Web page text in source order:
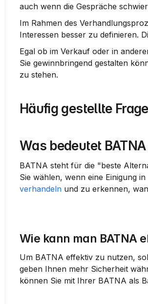
auch wenn die Gespräche
Im Rahmen des
Interessen besser zu definieren.
Egal ob im Verkauf oder in
Sie gewinnbringend gestalten
zu stehen.
Häufig gestellte
Was bedeutet
BATNA steht für die "beste
verhandeln und zu erkennen,
Wie kann man BATNA
Um BATNA effektiv zu nutzen,
geben Ihnen mehr Sicherheit
können Sie mit Ihrer BATNA als